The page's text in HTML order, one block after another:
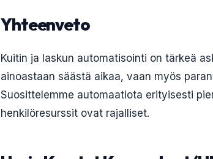
Yhteenveto
Kuitin ja laskun automatisointi on tärkeä
ainoastaan säästä aikaa, vaan myös
Suosittelemme automaatiota erityisesti
henkilöresurssit ovat rajalliset.